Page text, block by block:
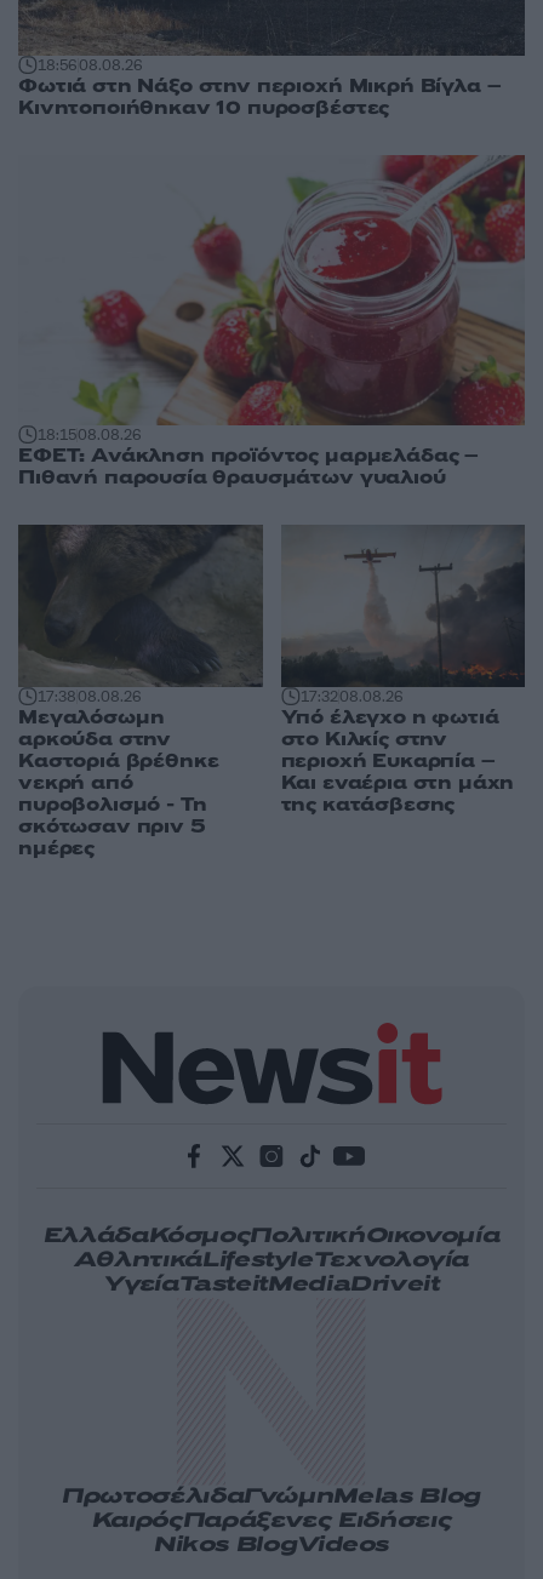
18:5608.08.26
Φωτιά στη Νάξο στην περιοχή Μικρή Βίγλα –
Κινητοποιήθηκαν 10 πυροσβέστες
18:1508.08.26
ΕΦΕΤ: Ανάκληση προϊόντος μαρμελάδας –
Πιθανή παρουσία θραυσμάτων γυαλιού
17:3808.08.26
Μεγαλόσωμη
αρκούδα στην
Καστοριά βρέθηκε
νεκρή από
πυροβολισμό - Τη
σκότωσαν πριν 5
ημέρες
17:3208.08.26
Υπό έλεγχο η φωτιά
στο Κιλκίς στην
περιοχή Ευκαρπία –
Και εναέρια στη μάχη
της κατάσβεσης
ΕλλάδαΚόσμοςΠολιτικήΟικονομία
ΑθλητικάLifestyleΤεχνολογία
ΥγείαTasteitMediaDriveit
ΠρωτοσέλιδαΓνώμηMelas Blog
ΚαιρόςΠαράξενες Ειδήσεις
Nikos BlogVideos